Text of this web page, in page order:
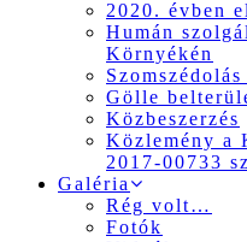
2020. évben
Humán
Környékén
Gölle
Közbeszerzés
Közlemény a
2017-00733
Galéria
Rég volt…
Fotók